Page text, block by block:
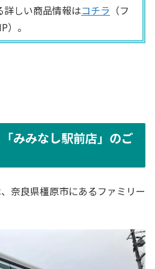
しい商品情報はコチラ （フ
）。
みみなし駅前店」のご
奈良県橿原市にあるファミリー